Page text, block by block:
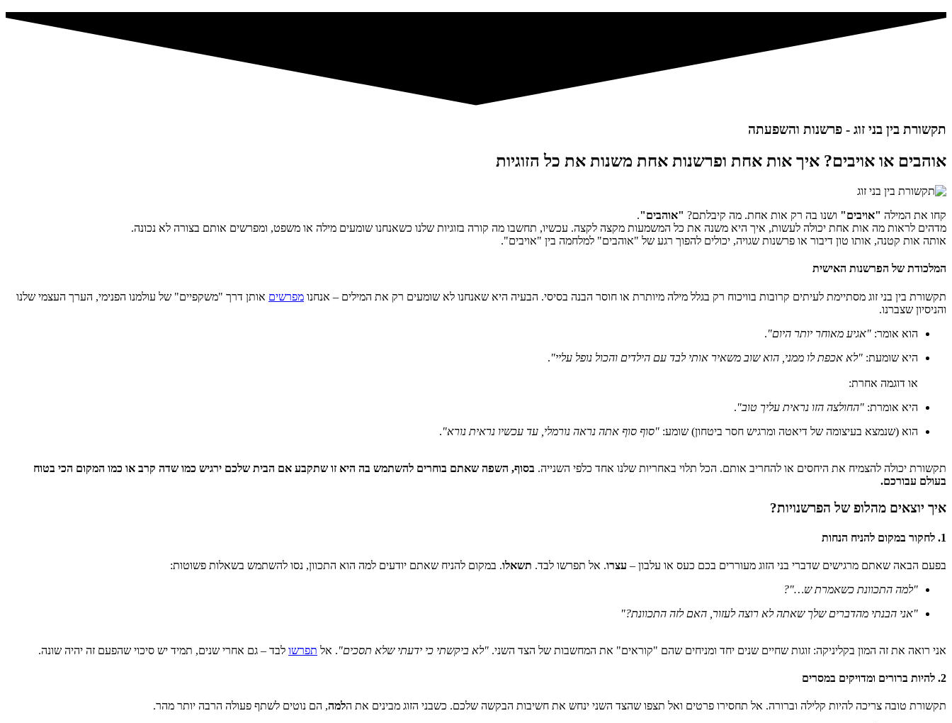
תקשורת בין בני זוג - פרשנות והשפעתה
אוהבים או אויבים? איך אות אחת ופרשנות אחת משנות את כל הזוגיות
קחו את המילה "אויבים" ושנו בה רק אות אחת. מה קיבלתם? "אוהבים".
מדהים לראות מה אות אחת יכולה לעשות, איך היא משנה את כל המשמעות מקצה לקצה. עכשיו, תחשבו מה קורה בזוגיות שלנו כשאנחנו שומעים מילה או משפט, ומפרשים אותם בצורה לא נכונה.
אותה אות קטנה, אותו טון דיבור או פרשנות שגויה, יכולים להפוך רגע של "אוהבים" למלחמה בין "אויבים".
המלכודת של הפרשנות האישית
תקשורת בין בני זוג מסתיימת לעיתים קרובות בוויכוח רק בגלל מילה מיותרת או חוסר הבנה בסיסי. הבעיה היא שאנחנו לא שומעים רק את המילים – אנחנו מפרשים אותן דרך "משקפיים" של עולמנו הפנימי, הערך העצמי שלנו
והניסיון שצברנו.
הוא אומר: "אגיע מאוחר יותר היום".
היא שומעת: "לא אכפת לו ממני, הוא שוב משאיר אותי לבד עם הילדים והכול נופל עליי".
או דוגמה אחרת:
היא אומרת: "החולצה הזו נראית עליך טוב".
הוא (שנמצא בעיצומה של דיאטה ומרגיש חסר ביטחון) שומע: "סוף סוף אתה נראה נורמלי, עד עכשיו נראית נורא".
תקשורת יכולה להצמיח את היחסים או להחריב אותם. הכל תלוי באחריות שלנו אחד כלפי השנייה. בסוף, השפה שאתם בוחרים להשתמש בה היא זו שתקבע אם הבית שלכם ירגיש כמו שדה קרב או כמו המקום הכי בטוח
בעולם עבורכם.
איך יוצאים מהלופ של הפרשנויות?
1. לחקור במקום להניח הנחות
בפעם הבאה שאתם מרגישים שדברי בני הזוג מעוררים בכם כעס או עלבון – עצרו. אל תפרשו לבד. תשאלו. במקום להניח שאתם יודעים למה הוא התכוון, נסו להשתמש בשאלות פשוטות:
"למה התכוונת כשאמרת ש…"?
"אני הבנתי מהדברים שלך שאתה לא רוצה לעזור, האם לזה התכוונת?"
אני רואה את זה המון בקליניקה: זוגות שחיים שנים יחד ומניחים שהם "קוראים" את המחשבות של הצד השני. "לא ביקשתי כי ידעתי שלא תסכים". אל תפרשו לבד – גם אחרי שנים, תמיד יש סיכוי שהפעם זה יהיה שונה.
2. להיות ברורים ומדויקים במסרים
תקשורת טובה צריכה להיות קלילה וברורה. אל תחסירו פרטים ואל תצפו שהצד השני ינחש את חשיבות הבקשה שלכם. כשבני הזוג מבינים את הלמה, הם נוטים לשתף פעולה הרבה יותר מהר.